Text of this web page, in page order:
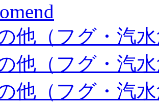
他（フグ・汽
他（フグ・汽
他（フグ・汽